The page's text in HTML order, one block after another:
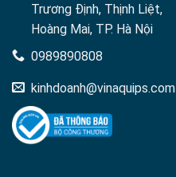
Trương Định, Thịnh Liệt,
Hoàng Mai, TP. Hà Nội
0989890808
kinhdoanh@vinaquips.com